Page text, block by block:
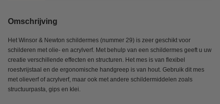
Omschrijving
Het Winsor & Newton schildermes (nummer 29) is zeer geschikt voor
schilderen met olie- en acrylverf. Met behulp van een schildermes geeft u uw
creatie verschillende effecten en structuren. Het mes is van flexibel
roestvrijstaal en de ergonomische handgreep is van hout. Gebruik dit mes
met olieverf of acrylverf, maar ook met andere schildermiddelen zoals
structuurpasta, gips en klei.